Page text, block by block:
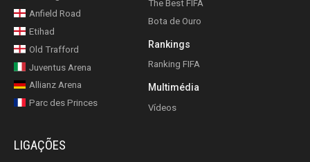
Anfield Road
Etihad
Old Trafford
Juventus Arena
Allianz Arena
Parc des Princes
The Best FIFA
Bota de Ouro
Rankings
Ranking FIFA
Multimédia
Vídeos
LIGAÇÕES